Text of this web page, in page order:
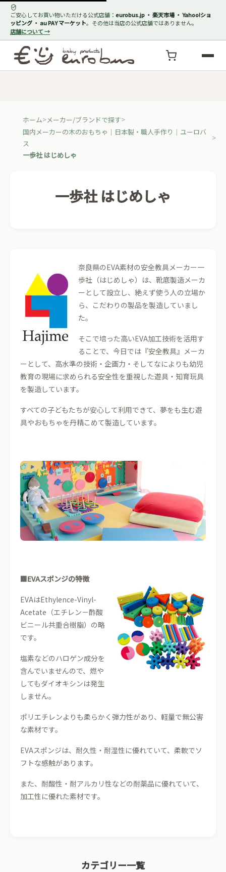
ご安心してお買い物いただける公式店舗： eurobus.jp ・ 楽天市場 ・ Yahoo!ショ
ッピング ・ au PAY マーケット。その他は当店の公式店舗ではありません。
店舗について →
ホーム メーカー/ブランドで探す
国内メーカーの木のおもちゃ｜日本製・職人手作り｜ユーロバ
ス
一歩社 はじめしゃ
一歩社 はじめしゃ
奈良県のEVA素材の安全教具メーカー一
歩社（はじめしゃ）は、靴底製造メーカ
ーとして設立し、絶えず使う人の立場か
ら、こだわりの製品を製造していまし
た。
そこで培った高いEVA加工技術を活用す
ることで、今日では『安全教具』メーカ
ーとして、高水準の技術・企画力・そしてなによりも幼児
教育の現場に求められる安全性を重視した遊具・知育玩具
を製造しています。
すべての子どもたちが安心して利用できて、夢をも生む遊
具やおもちゃを丹精こめて製造しています。
■EVAスポンジの特徴
EVAはEthylence-Vinyl-
Acetate（エチレン－酢酸
ビニール共重合樹脂）の略
です。
塩素などのハロゲン成分を
含んでいませんので、燃や
してもダイオキシンは発生
しません。
ポリエチレンよりも柔らかく弾力性があり、軽量で無公害
な素材です。
EVAスポンジは、耐久性・耐湿性に優れていて、柔軟でソ
フトな感触があります。
また、耐酸性・耐アルカリ性などの耐薬品に優れていて、
加工性に優れた素材です。
カテゴリー一覧